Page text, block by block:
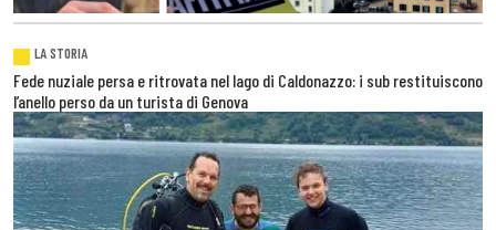
LA STORIA
Fede nuziale persa e ritrovata nel lago di Caldonazzo: i sub restituiscono
l’anello perso da un turista di Genova